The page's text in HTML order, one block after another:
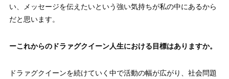
い、メッセージを伝えたいという強い気持ちが私の中にあるから
だと思います。
ーこれからのドラァグクイーン人生における目標はありますか。
ドラァグクイーンを続けていく中で活動の幅が広がり、社会問題